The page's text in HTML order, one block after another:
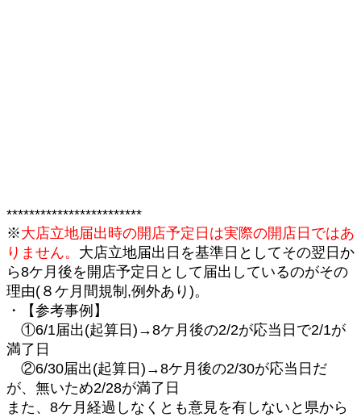
************************
※大店立地届出時の開店予定日は実際の開店日ではあ
りません。 大店立地届出日を基準日としてその翌日か
ら8ケ月後を開店予定日として届出しているのがその
理由(８ケ月間規制,例外あり)。
・【参考事例】
①6/1届出(起算日)→8ケ月後の2/2が応当日で2/1が
満了日
②6/30届出(起算日)→8ケ月後の2/30が応当日だ
が、無いため2/28が満了日
また、8ケ月経過しなくとも意見を有しないと県から